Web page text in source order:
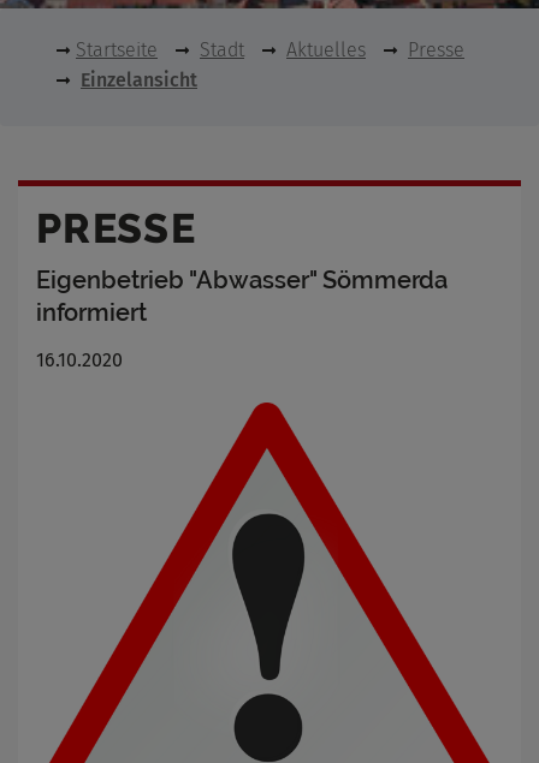
Startseite Stadt Aktuelles
Presse
Einzelansicht
PRESSE
Eigenbetrieb "Abwasser" Sömmerda
informiert
16.10.2020